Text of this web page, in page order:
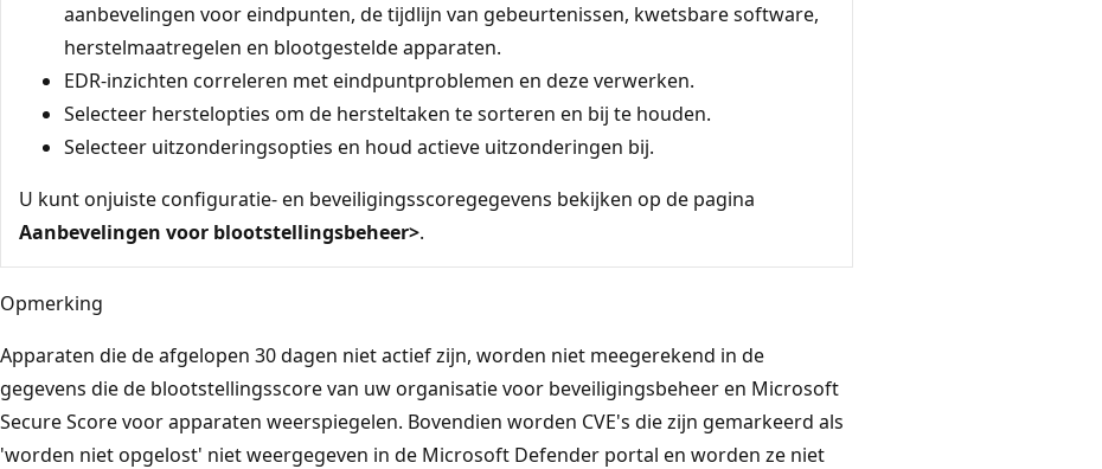
aanbevelingen voor eindpunten, de tijdlijn van gebeurtenissen, kwetsbare software,
herstelmaatregelen en blootgestelde apparaten.
EDR-inzichten correleren met eindpuntproblemen en deze verwerken.
Selecteer herstelopties om de hersteltaken te sorteren en bij te houden.
Selecteer uitzonderingsopties en houd actieve uitzonderingen bij.
U kunt onjuiste configuratie- en beveiligingsscoregegevens bekijken op de pagina
Aanbevelingen voor blootstellingsbeheer>.
Opmerking
Apparaten die de afgelopen 30 dagen niet actief zijn, worden niet meegerekend in de
gegevens die de blootstellingsscore van uw organisatie voor beveiligingsbeheer en Microsoft
Secure Score voor apparaten weerspiegelen. Bovendien worden CVE's die zijn gemarkeerd als
'worden niet opgelost' niet weergegeven in de Microsoft Defender portal en worden ze niet